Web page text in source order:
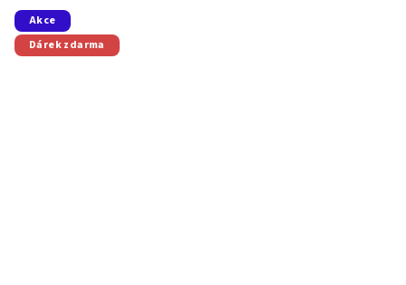
Akce
Dárek zdarma